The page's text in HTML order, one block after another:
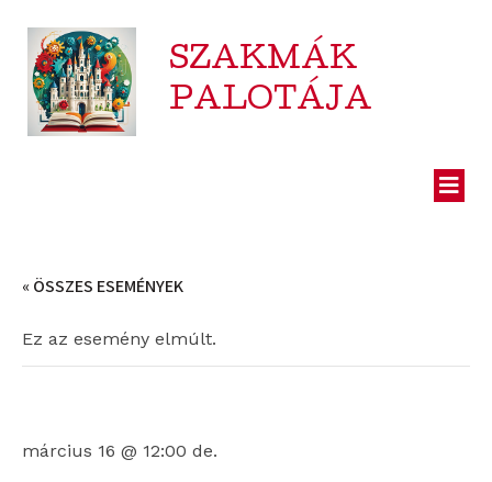
SZAKMÁK
PALOTÁJA
« ÖSSZES ESEMÉNYEK
Ez az esemény elmúlt.
március 16 @ 12:00 de.